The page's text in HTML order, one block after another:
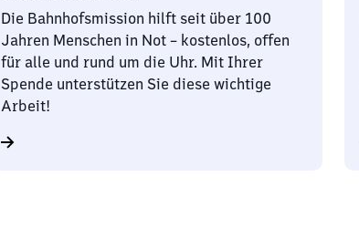
Die Bahnhofsmission hilft seit über 100
Jahren Menschen in Not – kostenlos, offen
für alle und rund um die Uhr. Mit Ihrer
Spende unterstützen Sie diese wichtige
Arbeit!